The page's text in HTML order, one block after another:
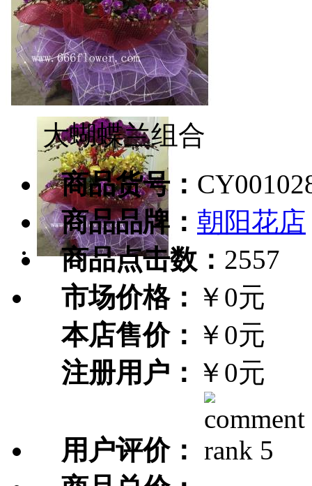
大蝴蝶兰组合
商品货号：
商品品牌： 朝阳花店
商品点击数： 2557
市场价格： ￥0元
本店售价： ￥0元
注册用户： ￥0元
用户评价：